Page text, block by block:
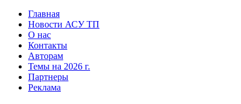
Главная
Новости АСУ ТП
О нас
Контакты
Авторам
Темы на 2026 г.
Партнеры
Реклама